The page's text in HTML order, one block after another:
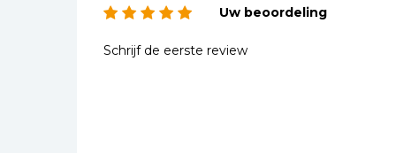
Uw beoordeling
Schrijf de eerste review